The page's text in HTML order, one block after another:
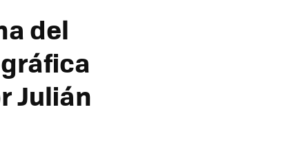
del
Julián